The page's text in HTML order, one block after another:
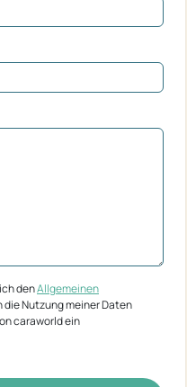
denAllgemeinen
die Nutzung meiner Daten
caraworld ein